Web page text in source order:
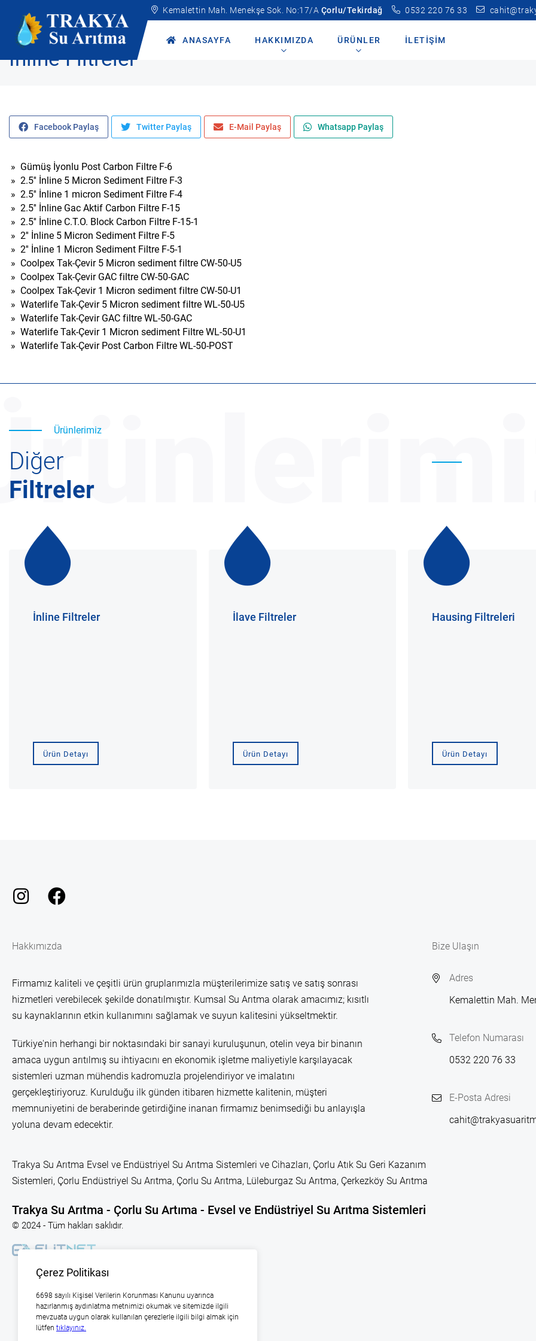
Kemalettin Mah. Menekşe Sok. No:17/A Çorlu/Tekirdağ 0532 220 76 33
ANASAYFA HAKKIMIZDA ÜRÜNLER İLETIŞIM
Anasayfa Ürünler Yedek Parçalar
İnline Filtreler
Facebook Paylaş Twitter Paylaş E-Mail Paylaş Whatsapp Paylaş
» Gümüş İyonlu Post Carbon Filtre F-6
» 2.5'' İnline 5 Micron Sediment Filtre F-3
» 2.5'' İnline 1 micron Sediment Filtre F-4
» 2.5'' İnline Gac Aktif Carbon Filtre F-15
» 2.5'' İnline C.T.O. Block Carbon Filtre F-15-1
» 2'' İnline 5 Micron Sediment Filtre F-5
» 2'' İnline 1 Micron Sediment Filtre F-5-1
» Coolpex Tak-Çevir 5 Micron sediment filtre CW-50-U5
» Coolpex Tak-Çevir GAC filtre CW-50-GAC
» Coolpex Tak-Çevir 1 Micron sediment filtre CW-50-U1
» Waterlife Tak-Çevir 5 Micron sediment filtre WL-50-U5
» Waterlife Tak-Çevir GAC filtre WL-50-GAC
» Waterlife Tak-Çevir 1 Micron sediment Filtre WL-50-U1
» Waterlife Tak-Çevir Post Carbon Filtre WL-50-POST
Ürünlerimiz
Diğer
Filtreler
İnline Filtreler
Ürün Detayı
İlave Filtreler
Ürün Detayı
Hausing Filtreleri
Ürün Detayı
Hakkımızda
Firmamız kaliteli ve çeşitli ürün gruplarımızla müşterilerimize satış ve satış sonrası
hizmetleri verebilecek şekilde donatılmıştır. Kumsal Su Arıtma olarak amacımız; kısıtlı
su kaynaklarının etkin kullanımını sağlamak ve suyun kalitesini yükseltmektir.
Türkiye'nin herhangi bir noktasındaki bir sanayi kuruluşunun, otelin veya bir binanın
amaca uygun arıtılmış su ihtiyacını en ekonomik işletme maliyetiyle karşılayacak
sistemleri uzman mühendis kadromuzla projelendiriyor ve imalatını
gerçekleştiriyoruz. Kurulduğu ilk günden itibaren hizmette kalitenin, müşteri
memnuniyetini de beraberinde getirdiğine inanan firmamız benimsediği bu anlayışla
yoluna devam edecektir.
Bize Ulaşın
Adres
Kemalettin Mah.
Telefon Numarası
0532 220 76 33
E-Posta Adresi
Trakya Su Arıtma Evsel ve Endüstriyel Su Arıtma Sistemleri ve Cihazları, Çorlu Atık Su Geri Kazanım
Sistemleri, Çorlu Endüstriyel Su Arıtma, Çorlu Su Arıtma, Lüleburgaz Su Arıtma, Çerkezköy Su Arıtma
Trakya Su Arıtma - Çorlu Su Artıma - Evsel ve Endüstriyel Su Arıtma Sistemleri
© 2024 - Tüm hakları saklıdır.
Çerez Politikası
6698 sayılı Kişisel Verilerin Korunması Kanunu uyarınca
hazırlanmış aydınlatma metnimizi okumak ve sitemizde ilgili
mevzuata uygun olarak kullanılan çerezlerle ilgili bilgi almak için
lütfen tıklayınız.